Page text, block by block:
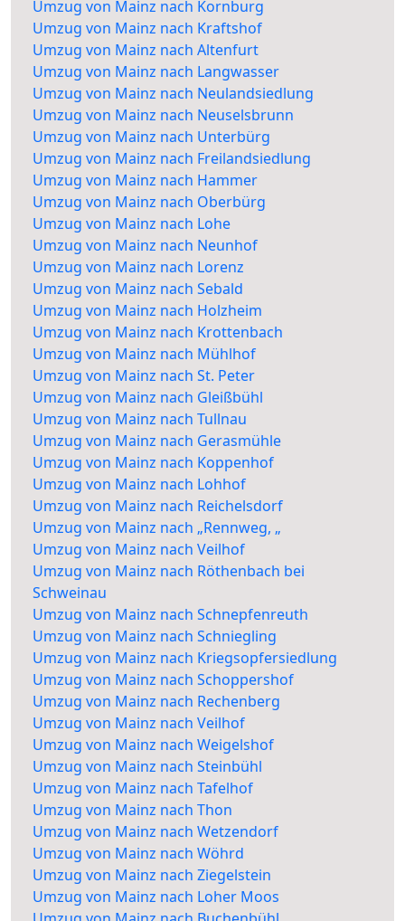
Umzug von Mainz nach Kornburg
Umzug von Mainz nach Kraftshof
Umzug von Mainz nach Altenfurt
Umzug von Mainz nach Langwasser
Umzug von Mainz nach Neulandsiedlung
Umzug von Mainz nach Neuselsbrunn
Umzug von Mainz nach Unterbürg
Umzug von Mainz nach Freilandsiedlung
Umzug von Mainz nach Hammer
Umzug von Mainz nach Oberbürg
Umzug von Mainz nach Lohe
Umzug von Mainz nach Neunhof
Umzug von Mainz nach Lorenz
Umzug von Mainz nach Sebald
Umzug von Mainz nach Holzheim
Umzug von Mainz nach Krottenbach
Umzug von Mainz nach Mühlhof
Umzug von Mainz nach St. Peter
Umzug von Mainz nach Gleißbühl
Umzug von Mainz nach Tullnau
Umzug von Mainz nach Gerasmühle
Umzug von Mainz nach Koppenhof
Umzug von Mainz nach Lohhof
Umzug von Mainz nach Reichelsdorf
Umzug von Mainz nach „Rennweg, „
Umzug von Mainz nach Veilhof
Umzug von Mainz nach Röthenbach bei
Schweinau
Umzug von Mainz nach Schnepfenreuth
Umzug von Mainz nach Schniegling
Umzug von Mainz nach Kriegsopfersiedlung
Umzug von Mainz nach Schoppershof
Umzug von Mainz nach Rechenberg
Umzug von Mainz nach Veilhof
Umzug von Mainz nach Weigelshof
Umzug von Mainz nach Steinbühl
Umzug von Mainz nach Tafelhof
Umzug von Mainz nach Thon
Umzug von Mainz nach Wetzendorf
Umzug von Mainz nach Wöhrd
Umzug von Mainz nach Ziegelstein
Umzug von Mainz nach Loher Moos